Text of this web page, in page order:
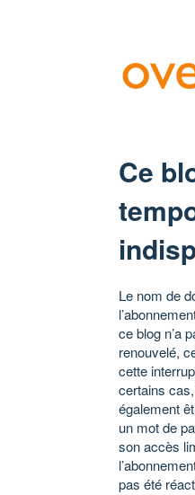
Ce
Le nom de
ce blog n’a
renouvelé,
cette
certains
également
un mot de
son accès
pas été